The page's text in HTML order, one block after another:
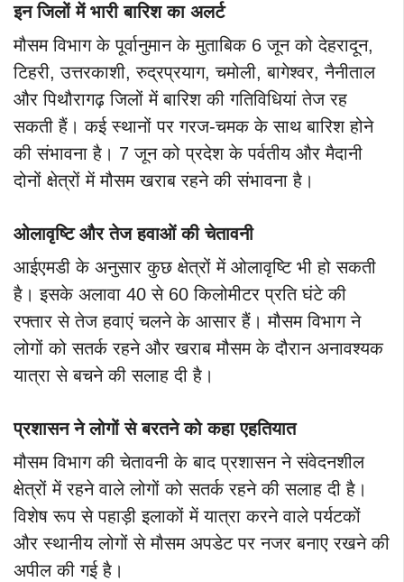
इन जिलों में भारी बारिश का अलर्ट
मौसम विभाग के पूर्वानुमान के मुताबिक 6 जून को देहरादून,
टिहरी, उत्तरकाशी, रुद्रप्रयाग, चमोली, बागेश्वर, नैनीताल
और पिथौरागढ़ जिलों में बारिश की गतिविधियां तेज रह
सकती हैं। कई स्थानों पर गरज-चमक के साथ बारिश होने
की संभावना है। 7 जून को प्रदेश के पर्वतीय और मैदानी
दोनों क्षेत्रों में मौसम खराब रहने की संभावना है।
ओलावृष्टि और तेज हवाओं की चेतावनी
आईएमडी के अनुसार कुछ क्षेत्रों में ओलावृष्टि भी हो सकती
है। इसके अलावा 40 से 60 किलोमीटर प्रति घंटे की
रफ्तार से तेज हवाएं चलने के आसार हैं। मौसम विभाग ने
लोगों को सतर्क रहने और खराब मौसम के दौरान अनावश्यक
यात्रा से बचने की सलाह दी है।
प्रशासन ने लोगों से बरतने को कहा एहतियात
मौसम विभाग की चेतावनी के बाद प्रशासन ने संवेदनशील
क्षेत्रों में रहने वाले लोगों को सतर्क रहने की सलाह दी है।
विशेष रूप से पहाड़ी इलाकों में यात्रा करने वाले पर्यटकों
और स्थानीय लोगों से मौसम अपडेट पर नजर बनाए रखने की
अपील की गई है।